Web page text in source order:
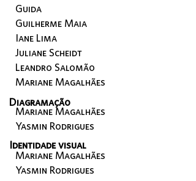
Diagramação
Identidade visual
Guida
Guilherme Maia
Iane Lima
Juliane Scheidt
Leandro Salomão
Mariane Magalhães
Mariane Magalhães
Yasmin Rodrigues
Mariane Magalhães
Yasmin Rodrigues